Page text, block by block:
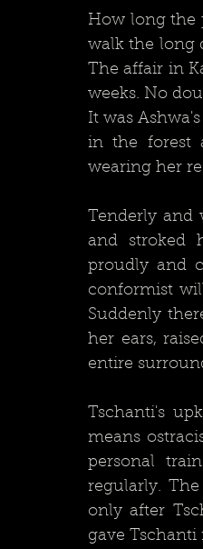
How long the
walk the long
The affair in
weeks. No
It was
in the forest
Tenderly and
and stroked
proudly and
conformist
Suddenly
her ears,
entire
Tschanti's
means
personal
regularly.
only after
gave